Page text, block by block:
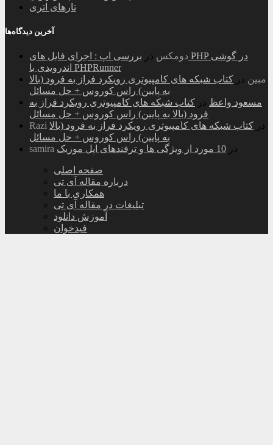
تارهای اتری
آخرین دیدگاه‌ها
دومکس در بررسی اپ : اجرای فایل های PHP در گوشی
اندرویدی با PHPRunner
مبین در کتاب شبکه های کامپیوتری رویکرد فراز به فرود (بالا
به پایین) راس کوروس + حل مسائل
مسعود واعظ در کتاب شبکه های کامپیوتری رویکرد فراز به
فرود (بالا به پایین) راس کوروس + حل مسائل
Razi
در کتاب شبکه های کامپیوتری رویکرد فراز به فرود (بالا
به پایین) راس کوروس + حل مسائل
samira
در 10 مورد از ویژگی ها و ترفندهای اپل موزیک
صفحه اصلی
درباره مقاله آی تی
همکاری با ما
تبلیغات در مقاله آی تی
آموزش دانلود
فیدخوان